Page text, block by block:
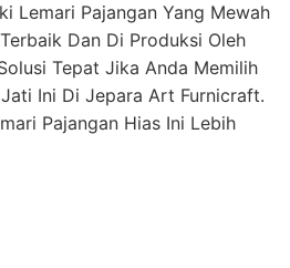
Lemari Pajangan Yang Mewah
Dan Di Produksi Oleh
Tepat Jika Anda Memilih
Ini Di Jepara Art Furnicraft.
Pajangan Hias Ini Lebih